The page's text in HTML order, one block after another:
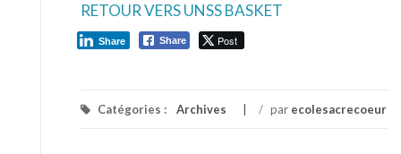
RETOUR VERS UNSS BASKET
Share Post
Share
Catégories : Archives / par ecolesacrecoeur